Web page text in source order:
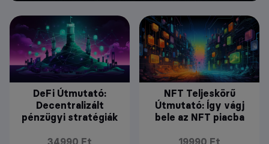
DeFi Útmutató:
Decentralizált
pénzügyi stratégiák
34990 Ft
NFT Teljeskörű
Útmutató: Így vágj
bele az NFT piacba
19990 Ft